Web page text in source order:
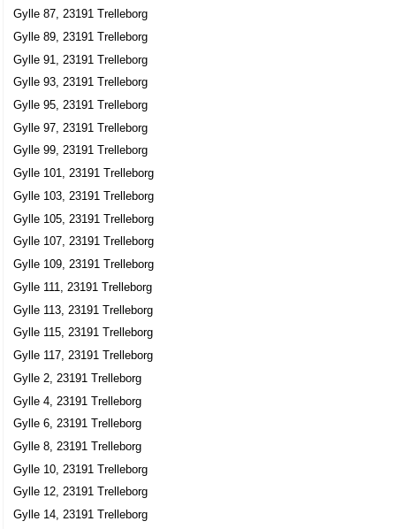
Gylle Brunnshill, 23191 Trelleborg
Bo Danielsson
0410-331320
Gylle Smådjursklinik
Lena Margareta Danielsson
Gylle Dannehill, 23191 Trelleborg
Betvet AB
0410-331259
Gylle Dannehill, 23191 Trelleborg
Anders Hansson
0705-273897
Gylle Grönadal 15, 23191 Trelleborg
Andersson, Hans Agne
0410-10376
Gylle Nytorp, 23191 Trelleborg
Nagamed AB
Magnus Johan Grabe
0410-331211
Gylle Prästgatan Pl 33, 23191 Trelleborg
Gylle 87, 23191 Trelleborg
Gylle 89, 23191 Trelleborg
Gylle 91, 23191 Trelleborg
Gylle 93, 23191 Trelleborg
Gylle 95, 23191 Trelleborg
Gylle 97, 23191 Trelleborg
Gylle 99, 23191 Trelleborg
Gylle 101, 23191 Trelleborg
Gylle 103, 23191 Trelleborg
Gylle 105, 23191 Trelleborg
Gylle 107, 23191 Trelleborg
Gylle 109, 23191 Trelleborg
Gylle 111, 23191 Trelleborg
Gylle 113, 23191 Trelleborg
Gylle 115, 23191 Trelleborg
Gylle 117, 23191 Trelleborg
Gylle 2, 23191 Trelleborg
Gylle 4, 23191 Trelleborg
Gylle 6, 23191 Trelleborg
Gylle 8, 23191 Trelleborg
Gylle 10, 23191 Trelleborg
Gylle 12, 23191 Trelleborg
Gylle 14, 23191 Trelleborg